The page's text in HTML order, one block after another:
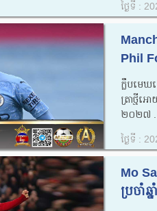
ថ្ងៃទី :
Phil
ក្លឹប​មេឃ
ត្រាថ្មីអ
២០២៧
ថ្ងៃទី :
Mo
ប្រចាំ​